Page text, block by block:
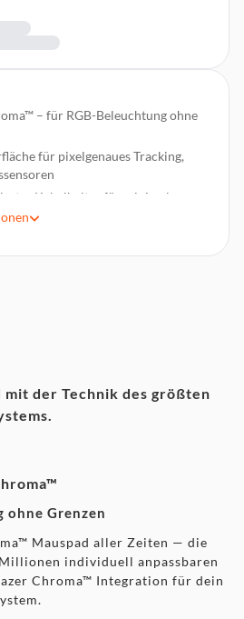
– für RGB-Beleuchtung ohne
für pixelgenaues Tracking,
Kabelhalter für minimalen
Beschichtung für schnelle und
mit der Technik des größten
ohne Grenzen
Mauspad aller Zeiten — die
individuell anpassbaren
Chroma™ Integration für dein